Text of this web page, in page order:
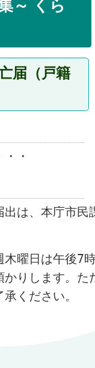
～ くら
届（戸籍
・
は、本庁市民
木曜日は午後7
り します。 た
ください。